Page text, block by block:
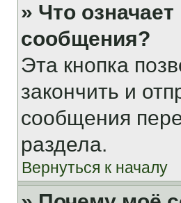
» Что
сообщения?
Эта кнопка
закончить и
сообщения
раздела.
Вернуться к началу